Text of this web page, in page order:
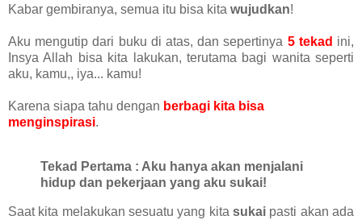
Kabar gembiranya, semua itu bisa kita wujudkan!
Aku mengutip dari buku di atas, dan sepertinya 5 tekad ini,
Insya Allah bisa kita lakukan, terutama bagi wanita seperti
aku, kamu,, iya... kamu!
Karena siapa tahu dengan berbagi kita bisa
menginspirasi.
Tekad Pertama : Aku hanya akan menjalani
hidup dan pekerjaan yang aku sukai!
Saat kita melakukan sesuatu yang kita sukai pasti akan ada